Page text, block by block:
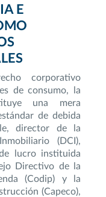
E
corporativo
de consumo, la
una mera
de debida
director de la
(DCI),
lucro instituida
Directivo de la
(Codip) y la
(Capeco),